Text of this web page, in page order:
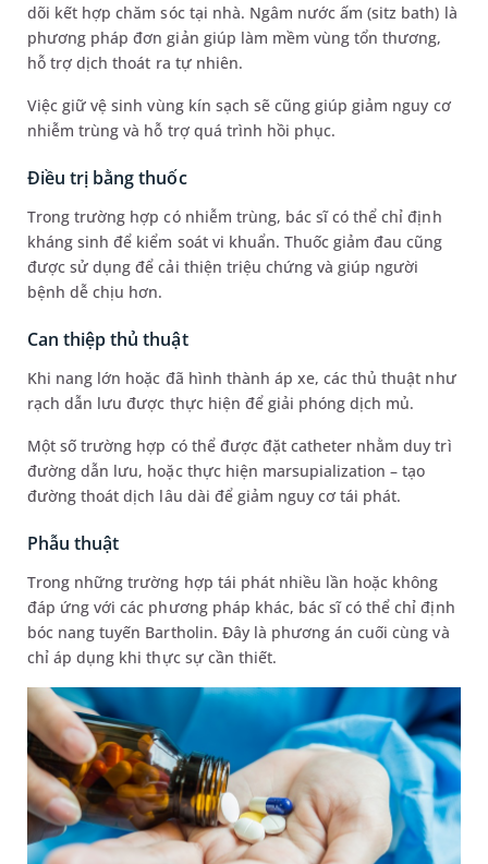
dõi kết hợp chăm sóc tại nhà. Ngâm nước ấm (sitz bath) là
phương pháp đơn giản giúp làm mềm vùng tổn thương,
hỗ trợ dịch thoát ra tự nhiên.
Việc giữ vệ sinh vùng kín sạch sẽ cũng giúp giảm nguy cơ
nhiễm trùng và hỗ trợ quá trình hồi phục.
Điều trị bằng thuốc
Trong trường hợp có nhiễm trùng, bác sĩ có thể chỉ định
kháng sinh để kiểm soát vi khuẩn. Thuốc giảm đau cũng
được sử dụng để cải thiện triệu chứng và giúp người
bệnh dễ chịu hơn.
Can thiệp thủ thuật
Khi nang lớn hoặc đã hình thành áp xe, các thủ thuật như
rạch dẫn lưu được thực hiện để giải phóng dịch mủ.
Một số trường hợp có thể được đặt catheter nhằm duy trì
đường dẫn lưu, hoặc thực hiện marsupialization – tạo
đường thoát dịch lâu dài để giảm nguy cơ tái phát.
Phẫu thuật
Trong những trường hợp tái phát nhiều lần hoặc không
đáp ứng với các phương pháp khác, bác sĩ có thể chỉ định
bóc nang tuyến Bartholin. Đây là phương án cuối cùng và
chỉ áp dụng khi thực sự cần thiết.